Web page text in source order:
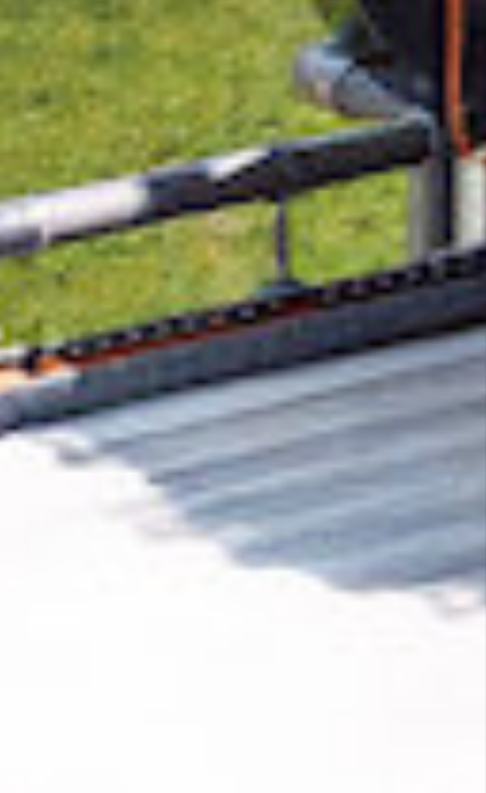
Pour contrer le réchauffement climatique, il
est essentiel d'éliminer le CO₂ de
l'atmosphère. Or, en matière de technologie,
nous avons du retard à rattraper dans ce
domaine. Une partie de chaque achat
effectué auprès deÉhopcontribue à
développer les nouvelles technologies